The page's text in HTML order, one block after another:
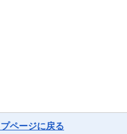
ページに戻る